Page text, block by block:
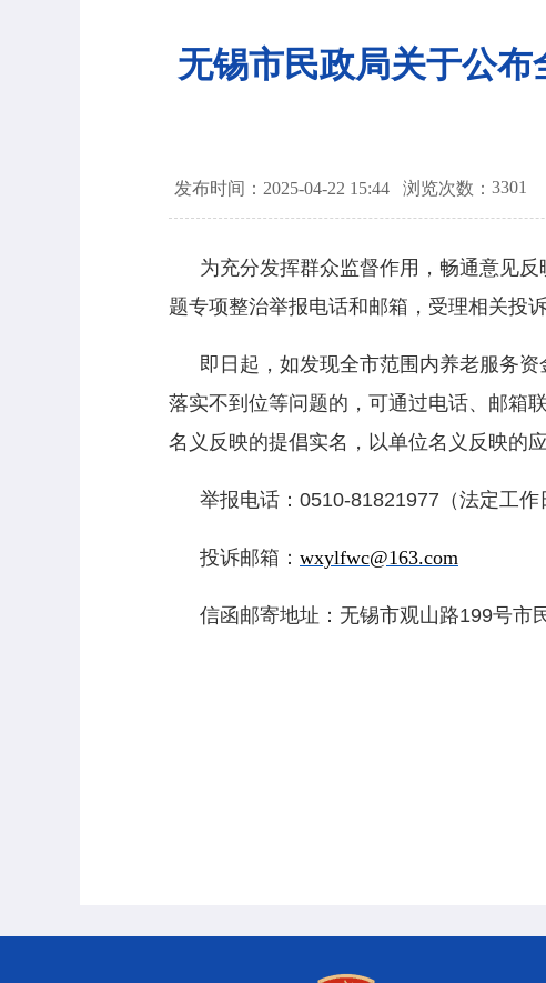
无锡市民政局关于公
发布时间：2025-04-22 15:44 浏览次数： 3301
为充分发挥群众监督作用，畅通意见
题专项整治举报电话和邮箱，受理相关投诉
即日起 ，如发现全市范围内养老服务
落实不到位等问题的，可通过电话、邮箱
名义反映的提倡实名，以单位名义反映的
举报电话： 0510-81821977 （法定工
投诉邮箱： wxylfwc@163.com
信函邮寄地址：无锡市观山路199号市